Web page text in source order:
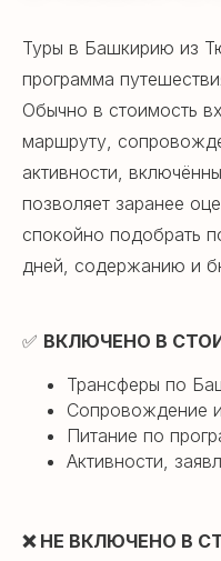
Туры в Башкирию из
программа
Обычно в стоимость
маршруту,
активности,
позволяет заранее
спокойно подобрать
дней, содержанию и
✅ ВКЛЮЧЕНО В
Трансферы по
Сопровождение
Питание по
Активности,
❌ НЕ ВКЛЮЧЕНО В